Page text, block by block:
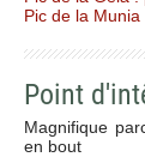
Pic de la
Point
Magnifique
en bout